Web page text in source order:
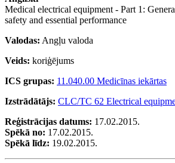
Medical electrical equipment - Part 1:
safety and essential performance
Valodas: Angļu valoda
Veids: koriģējums
ICS grupas: 11.040.00 Medicīnas iekārtas
Izstrādātājs: CLC/TC 62 Electrical
Reģistrācijas datums: 17.02.2015.
Spēkā no: 17.02.2015.
Spēkā līdz: 19.02.2015.